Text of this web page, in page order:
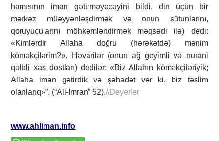
hamısının iman gətirməyəcəyini bildi, din üçün bir
mərkəz müəyyənləşdirmək və onun sütunlarını,
qoruyucularını möhkəmləndirmək məqsədi ilə) dedi:
«Kimlərdir Allaha doğru (hərəkətdə) mənim
köməkçilərim?». Həvarilər (onun ağ geyimli və nurani
qəlbli xas dostları) dedilər: «Biz Allahın köməkçiləriyik;
Allaha iman gətirdik və şəhadət ver ki, biz təslim
olanlarıq»”. (“Ali-İmran” 52).//Deyerler
www.ahliman.info